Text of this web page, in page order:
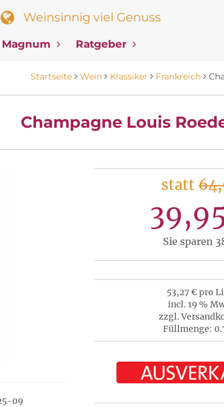
Weinsinnig viel Genuss
Magnum Ratgeber
Startseite Wein Klassiker Frankreich
Champagne Louis
09
statt
Sie sparen
53,27 € pro
incl. 19 %
zzgl.
Füllmenge: